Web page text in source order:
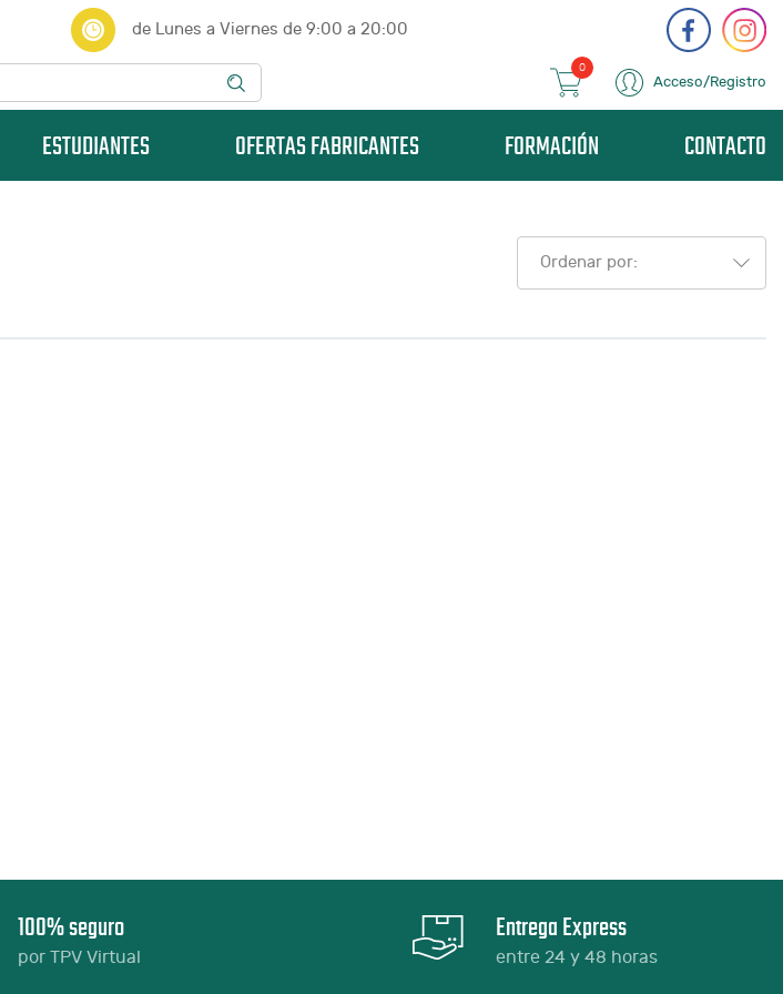
de Lunes a Viernes de 9:00 a 20:00
0
Acceso/Registro
ESTUDIANTES OFERTAS FABRICANTES FORMACIÓN CONTACTO
Ordenar por:
100% seguro
por TPV Virtual
Entrega Express
entre 24 y 48 horas